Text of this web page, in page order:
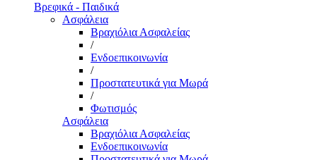
Βρεφικά - Παιδικά
Ασφάλεια
Βραχιόλια Ασφαλείας
/
Ενδοεπικοινωνία
/
Προστατευτικά για Μωρά
/
Φωτισμός
Ασφάλεια
Βραχιόλια Ασφαλείας
Ενδοεπικοινωνία